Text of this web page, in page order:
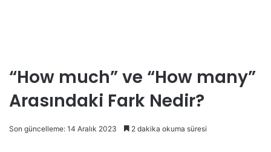
“How much” ve “How many”
Arasındaki Fark Nedir?
Son güncelleme: 14 Aralık 2023 2 dakika okuma süresi